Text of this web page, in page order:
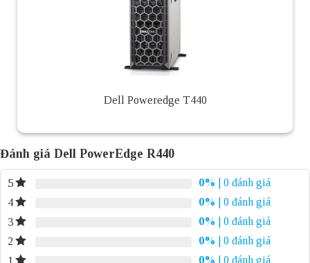
Dell Poweredge T440
Đánh giá Dell PowerEdge R440
5 0%
| 0 đánh giá
4
0%
| 0 đánh giá
3
0%
| 0 đánh giá
2
0%
| 0 đánh giá
0% | 0 đánh giá